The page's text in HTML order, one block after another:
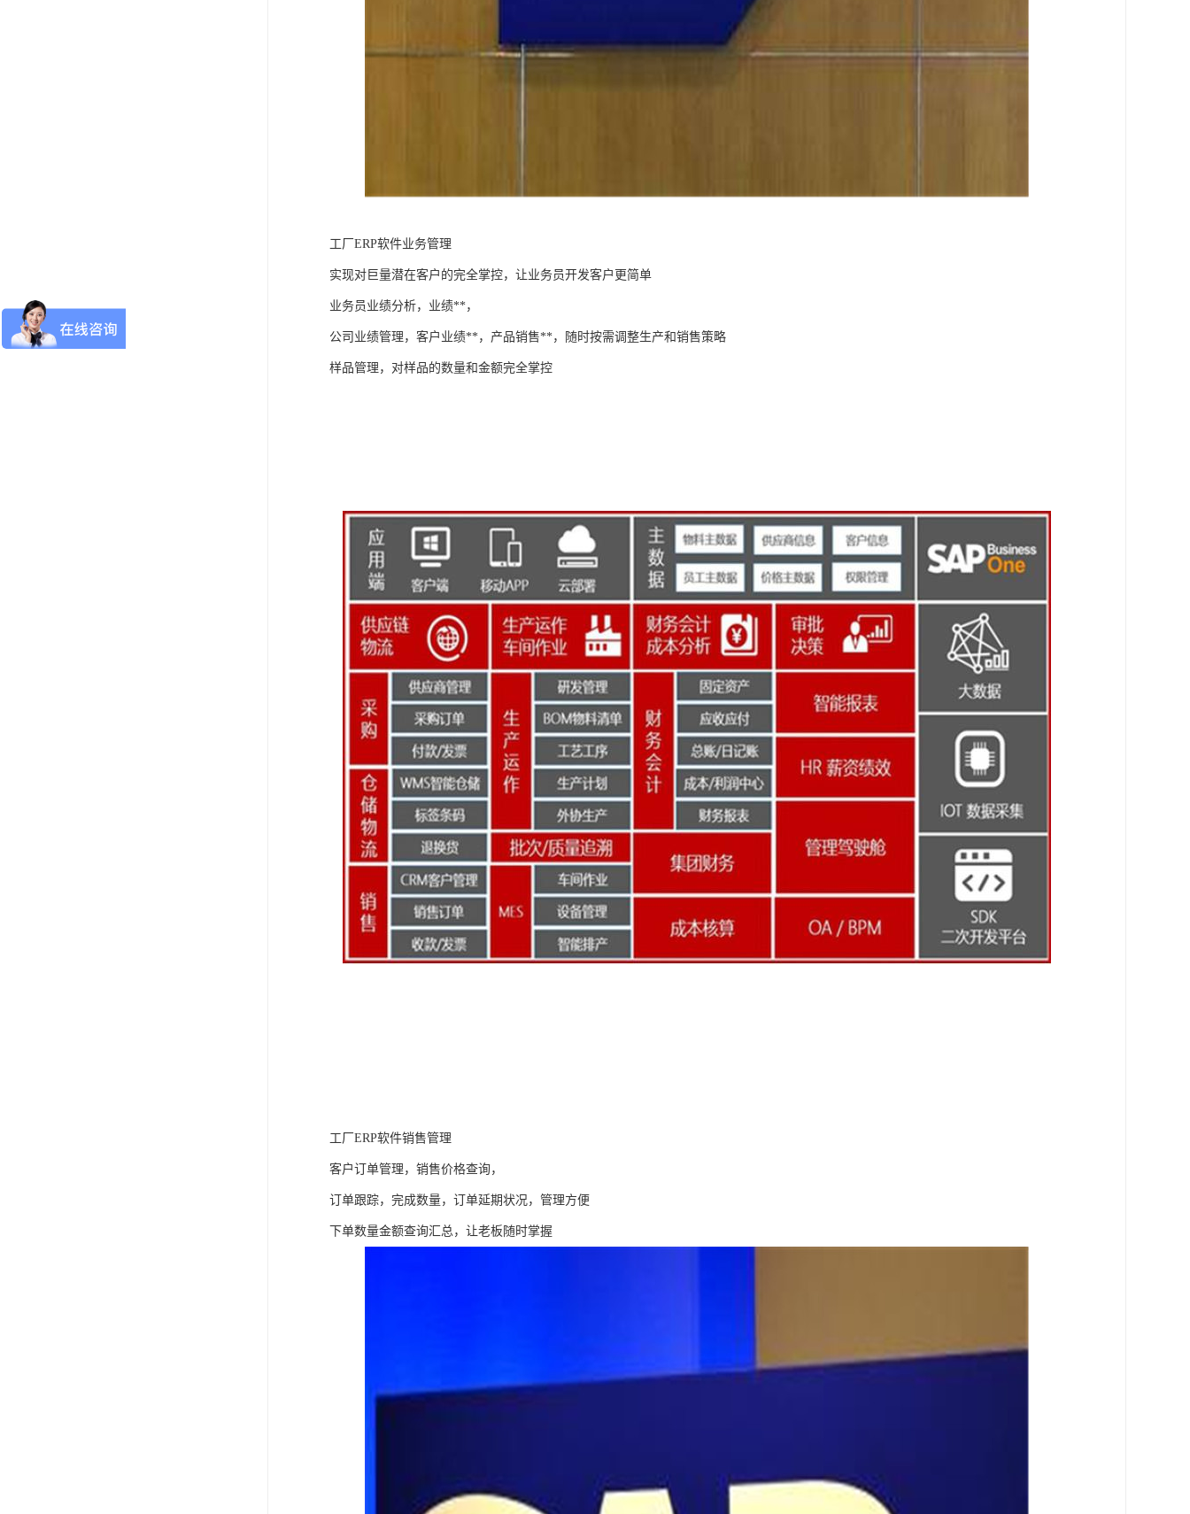
工厂ERP软件业务管理
实现对巨量潜在客户的完全掌控，让业务员开发客户更简单
业务员业绩分析，业绩**，
公司业绩管理，客户业绩**，产品销售**，随时按需调整生产和销售策略
样品管理，对样品的数量和金额完全掌控
工厂ERP软件销售管理
客户订单管理，销售价格查询，
订单跟踪，完成数量，订单延期状况，管理方便
下单数量金额查询汇总，让老板随时掌握